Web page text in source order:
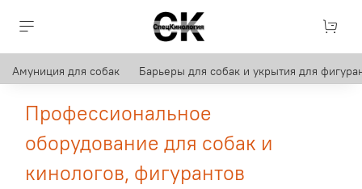
Амуниция для собак Барьеры для собак и укрытия для
Профессиональное
оборудование для собак и
кинологов, фигурантов